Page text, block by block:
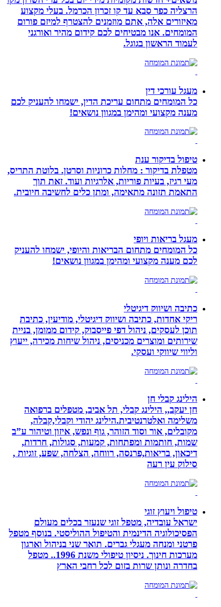
הרצליה כפר סבא עד קו זכרון הכרמל. בעלי מקצוע
מאיזורים אלה, אתם מוזמנים להצטרף למיזם פורום
המומחים. אנו מבטיחים לכם קידום מהיר ואורגני
לעמוד הראשון בגוגל.
מעגל עורכי דין
כל המומחים מתחום עריכת הדין, ישמחו להעניק לכם
מענה מקצועי ומהימן במגוון נושאים!
טיפול בדיקור ענת
מטפלת בדיקור : מחלות כרוניות וסרטן. בלוטת התריס,
מעי רגיז, בעיות פוריות, אלרגיות ועוד. זאת תוך
התאמת תזונה מתאימה, ומתן כלים לחשיבה חיובית.
מעגל בריאות ויופי
כל המומחים מתחום הבריאות והיופי, ישמחו להעניק
לכם מענה מקצועי ומהימן במגוון נושאים!
כתיבה ושיווק דיגיטלי
ריקי אחדות, כתיבה ושיווק דיגיטלי, מודיעין, כתיבת
תוכן לעסקים, ניהול דפי פייסבוק, קידום ממומן, בניית
שירותים ומוצרים מכניסים, ניהול שיחות מכירה, ייעוץ
וליווי שיווקי ועסקי.
הילינג קבלי חן
חן יעקב,, הילינג קבלי, תל אביב, מטפלים ברפואה
משלימה ואלטרנטיבית.הילינג יהודי וקבלי,קבלה,
מקובלים, אור וסוד הזוהר, גוף ונפש, איזון וטיהור ע”ב
שמות, חותמות ומפתחות, קמעות, סגולות, חרדות,
דיכאון, בריאות,פרנסה, רווחה, הצלחה, שפע, זוגיות ,
סילוק עין רעה
טיפול ויעוץ זוגי
ישראל עובדיה, מטפל זוגי שנעזר בכלים מעולם
הפסיכולוגיה הדינמית והטיפול ההוליסטי. בנוסף מטפל
פרטני ומנחה מעגלי גברים. תואר שני בניהול וארגון
מערכות חינוך. ניסיון טיפולי משנת 1996.. מטפל
בחדרה ונותן שרות בזום לכל רחבי הארץ